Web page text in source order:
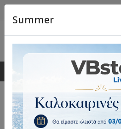
0
Summer